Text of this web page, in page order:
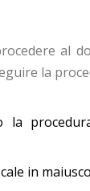
al
la
la
in